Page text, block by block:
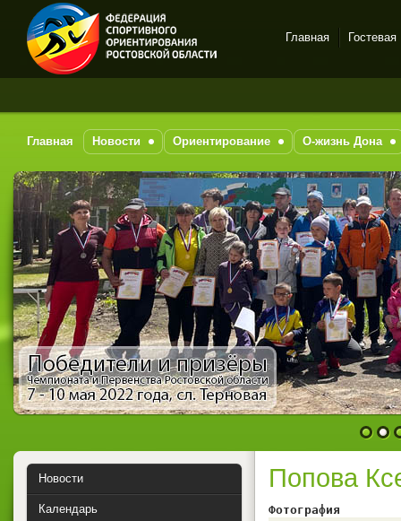
Спортивное
на-Дону
Главная Гостевая
Главная Новости Ориентирование О-жизнь Дона
1 2
Попова
Фотография
Новости
Календарь